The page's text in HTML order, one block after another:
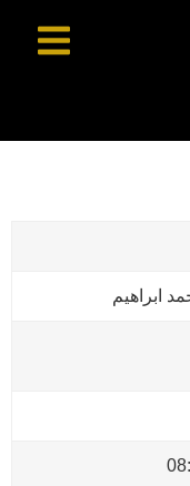
ابراهيم